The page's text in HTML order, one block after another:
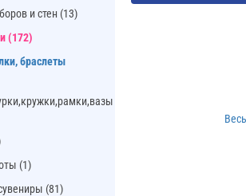
и стен (13)
(172)
браслеты
(1)
(81)